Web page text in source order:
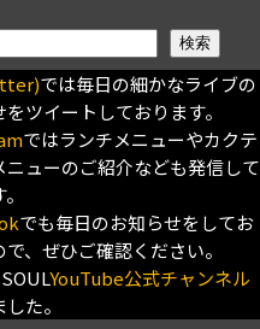
検索
では毎日の細かなライブの
をツイートしております。
ではランチメニューやカクテ
ニューのご紹介なども発信して
でも毎日のお知らせをしてお
で、ぜひご確認ください。
YouTube公式チャンネル
た。